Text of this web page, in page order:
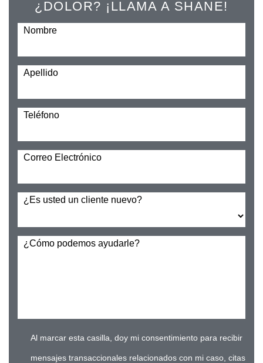
¿DOLOR? ¡LLAMA A SHANE!
Nombre
Apellido
Teléfono
Correo Electrónico
¿Es usted un cliente nuevo?
¿Cómo podemos ayudarle?
Al marcar esta casilla, doy mi consentimiento para recibir
mensajes transaccionales relacionados con mi caso, citas